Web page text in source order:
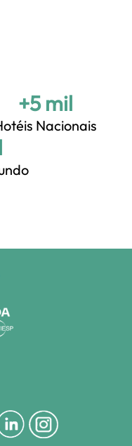
+5 mil
Nacionais